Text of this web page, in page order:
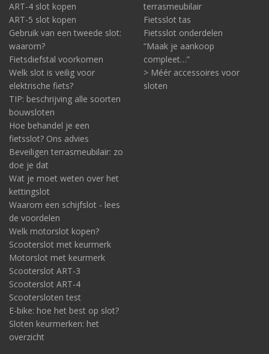
ART-4 slot kopen
ART-5 slot kopen
Gebruik van een tweede slot:
waarom?
Fietsdiefstal voorkomen
Welk slot is veilig voor
elektrische fiets?
TIP: beschrijving alle soorten
bouwsloten
Hoe behandel je een
fietsslot? Ons advies
Beveiligen terrasmeubilair: zo
doe je dat
Wat je moet weten over het
kettingslot
Waarom een schijfslot - lees
de voordelen
Welk motorslot kopen?
Scooterslot met keurmerk
Motorslot met keurmerk
Scooterslot ART-3
Scooterslot ART-4
Scootersloten test
E-bike: hoe het best op slot?
Sloten keurmerken: het
overzicht
terrasmeubilair
Fietsslot tas
Fietsslot onderdelen
“Maak je aankoop
compleet…”
> Méér accessoires voor
sloten